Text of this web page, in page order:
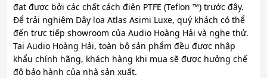
đạt được bởi các chất cách điện PTFE (Teflon ™) trước đây.
Để trải nghiệm Dây loa Atlas Asimi Luxe, quý khách có thể
đến trực tiếp showroom của Audio Hoàng Hải và nghe thử.
Tại Audio Hoàng Hải, toàn bộ sản phẩm đều được nhập
khẩu chính hãng, khách hàng khi mua sẽ được hưởng chế
độ bảo hành của nhà sản xuất.